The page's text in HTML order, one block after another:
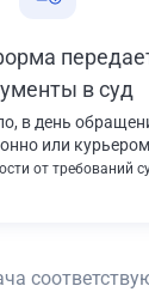
в суд
в день
или курьером
от требований